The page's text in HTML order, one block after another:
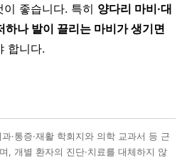
좋습니다. 특히 양다리 마비·대
하나 발이 끌리는 마비가 생기면
합니다.
·통증·재활 학회지와 의학 교과서 등 근
, 개별 환자의 진단·치료를 대체하지 않